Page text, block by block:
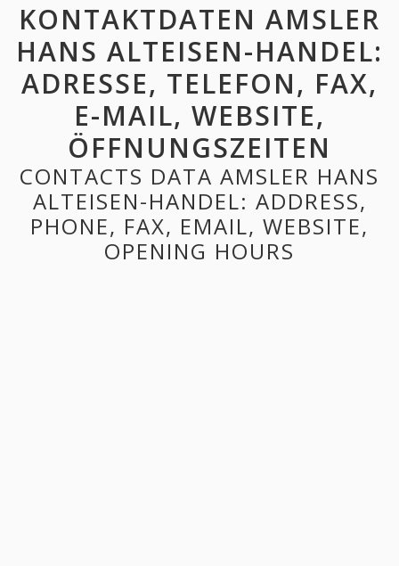
KONTAKTDATEN AMSLER
HANS ALTEISEN-HANDEL:
ADRESSE, TELEFON, FAX,
E-MAIL, WEBSITE,
ÖFFNUNGSZEITEN
CONTACTS DATA AMSLER HANS
ALTEISEN-HANDEL: ADDRESS,
PHONE, FAX, EMAIL, WEBSITE,
OPENING HOURS